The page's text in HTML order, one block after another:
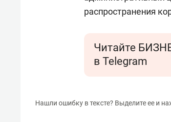
распространения
Читайте
в Telegram
Нашли ошибку в тексте? Выделите ее и